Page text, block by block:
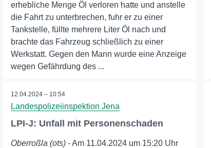
erhebliche Menge Öl verloren hatte und anstelle
die Fahrt zu unterbrechen, fuhr er zu einer
Tankstelle, füllte mehrere Liter Öl nach und
brachte das Fahrzeug schließlich zu einer
Werkstatt. Gegen den Mann wurde eine Anzeige
wegen Gefährdung des ...
12.04.2024 – 10:54
Landespolizeiinspektion Jena
LPI-J: Unfall mit Personenschaden
Oberroßla (ots)- Am 11.04.2024 um 15:20 Uhr